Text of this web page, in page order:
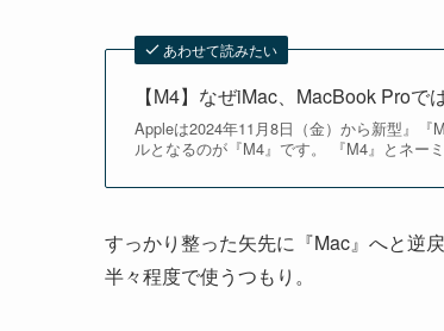
あわせて読みたい
【M4】なぜiMac、MacBook Proで
Appleは2024年11月8日（金）から新型』
ルとなるのが『M4』です。 『M4』とネー
すっかり整った矢先に『Mac』へと逆
半々程度で使うつもり。